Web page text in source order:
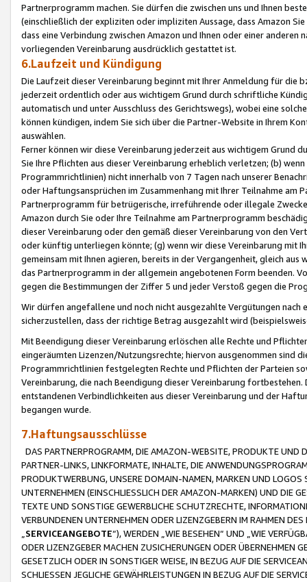
Partnerprogramm machen. Sie dürfen die zwischen uns und Ihnen
(einschließlich der expliziten oder impliziten Aussage, dass Amazon
dass eine Verbindung zwischen Amazon und Ihnen oder einer
vorliegenden Vereinbarung ausdrücklich gestattet ist.
6.Laufzeit und Kündigung
Die Laufzeit dieser Vereinbarung beginnt mit Ihrer Anmeldung für die
jederzeit ordentlich oder aus wichtigem Grund durch schriftliche
automatisch und unter Ausschluss des Gerichtswegs), wobei eine
können kündigen, indem Sie sich über die Partner-Website in Ihrem
auswählen.
Ferner können wir diese Vereinbarung jederzeit aus wichtigem Grund
Sie Ihre Pflichten aus dieser Vereinbarung erheblich verletzen; (b)
Programmrichtlinien) nicht innerhalb von 7 Tagen nach unserer
oder Haftungsansprüchen im Zusammenhang mit Ihrer Teilnahme am
Partnerprogramm für betrügerische, irreführende oder illegale
Amazon durch Sie oder Ihre Teilnahme am Partnerprogramm
dieser Vereinbarung oder den gemäß dieser Vereinbarung von den
oder künftig unterliegen könnte; (g) wenn wir diese Vereinbarung mit
gemeinsam mit Ihnen agieren, bereits in der Vergangenheit, gleich
das Partnerprogramm in der allgemein angebotenen Form beenden.
gegen die Bestimmungen der Ziffer 5 und jeder Verstoß gegen die
Wir dürfen angefallene und noch nicht ausgezahlte Vergütungen
sicherzustellen, dass der richtige Betrag ausgezahlt wird
Mit Beendigung dieser Vereinbarung erlöschen alle Rechte und
eingeräumten Lizenzen/Nutzungsrechte; hiervon ausgenommen sind
Programmrichtlinien festgelegten Rechte und Pflichten der Parteien
Vereinbarung, die nach Beendigung dieser Vereinbarung
entstandenen Verbindlichkeiten aus dieser Vereinbarung und der
begangen wurde.
7.Haftungsausschlüsse
DAS PARTNERPROGRAMM, DIE AMAZON-WEBSITE, PRODUKTE UND
PARTNER-LINKS, LINKFORMATE, INHALTE, DIE
PRODUKTWERBUNG, UNSERE DOMAIN-NAMEN, MARKEN UND
UNTERNEHMEN (EINSCHLIESSLICH DER AMAZON-MARKEN) UND DIE
TEXTE UND SONSTIGE GEWERBLICHE SCHUTZRECHTE,
VERBUNDENEN UNTERNEHMEN ODER LIZENZGEBERN IM RAHMEN
SERVICEANGEBOTE“), WERDEN „WIE BESEHEN“ UND „WIE
ODER LIZENZGEBER MACHEN ZUSICHERUNGEN ODER ÜBERNEHMEN
GESETZLICH ODER IN SONSTIGER WEISE, IN BEZUG AUF DIE
SCHLIESSEN JEGLICHE GEWÄHRLEISTUNGEN IN BEZUG AUF DIE